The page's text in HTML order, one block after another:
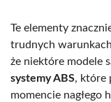
Te elementy
trudnych
że niektóre modele
systemy ABS, które
momencie nagłego